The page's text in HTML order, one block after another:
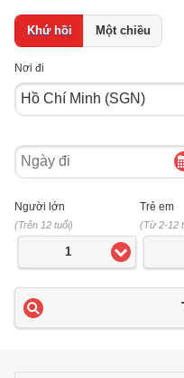
Khứ hồi Một chiều
Nơi đi
Ngày
đi
Người lớn
(Trên 12 tuổi)
1
Trẻ em
(Từ 2-12